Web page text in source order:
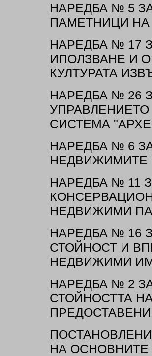
НАРЕДБА № 5
ПАМЕТНИЦИ НА
НАРЕДБА № 17
ИПОЛЗВАНЕ И
КУЛТУРАТА
НАРЕДБА № 26
СИСТЕМА
НАРЕДБА № 6
НЕДВИЖИМИТЕ
НАРЕДБА № 11
НЕДВИЖИМИ
НАРЕДБА № 16
СТОЙНОСТ И
НЕДВИЖИМИ
НАРЕДБА № 2
СТОЙНОСТТА
НА ОСНОВНИТЕ